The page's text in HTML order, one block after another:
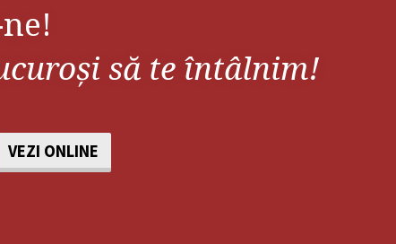
să te întâlnim!
VEZI ONLINE